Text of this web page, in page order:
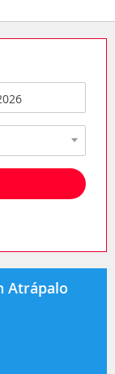
Atrápalo